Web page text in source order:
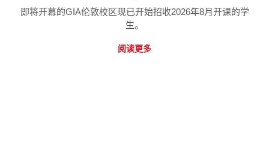
即将开幕的GIA伦敦校区现已开始招收2026年8月开课的学
生。
阅读更多